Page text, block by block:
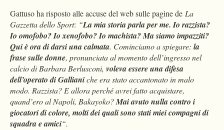
Gattuso ha risposto alle accuse del web sulle pagine de La
Gazzetta dello Sport: “La mia storia parla per me. Io razzista?
Io omofobo? Io xenofobo? Io machista? Ma siamo impazziti?
Qui è ora di darsi una calmata. Cominciamo a spiegare: la
frase sulle donne, pronunciata al momento dell’ingresso nel
calcio di Barbara Berlusconi, voleva essere una difesa
dell’operato di Gallianiche era stato accantonato in malo
modo. Razzista? E allora perché avrei fatto acquistare,
quand’ero al Napoli, Bakayoko?Mai avuto nulla contro i
giocatori di colore, molti dei quali sono stati miei compagni di
squadra e amici“.